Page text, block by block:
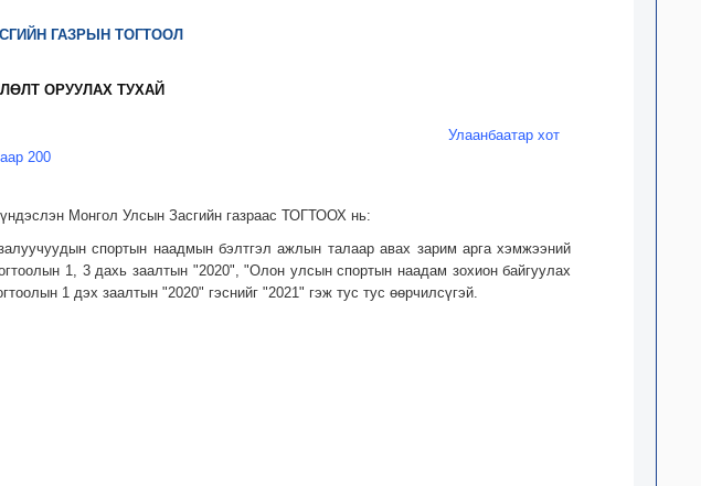
ГАЗРЫН ТОГТООЛ
ОРУУЛАХ ТУХАЙ
200
Улаанбаатар хот
Монгол Улсын Засгийн газраас ТОГТООХ нь:
спортын наадмын бэлтгэл ажлын талаар авах зарим арга хэмжээний
1, 3 дахь заалтын "2020", "Олон улсын спортын наадам зохион байгуулах
1 дэх заалтын "2020" гэснийг "2021" гэж тус тус өөрчилсүгэй.